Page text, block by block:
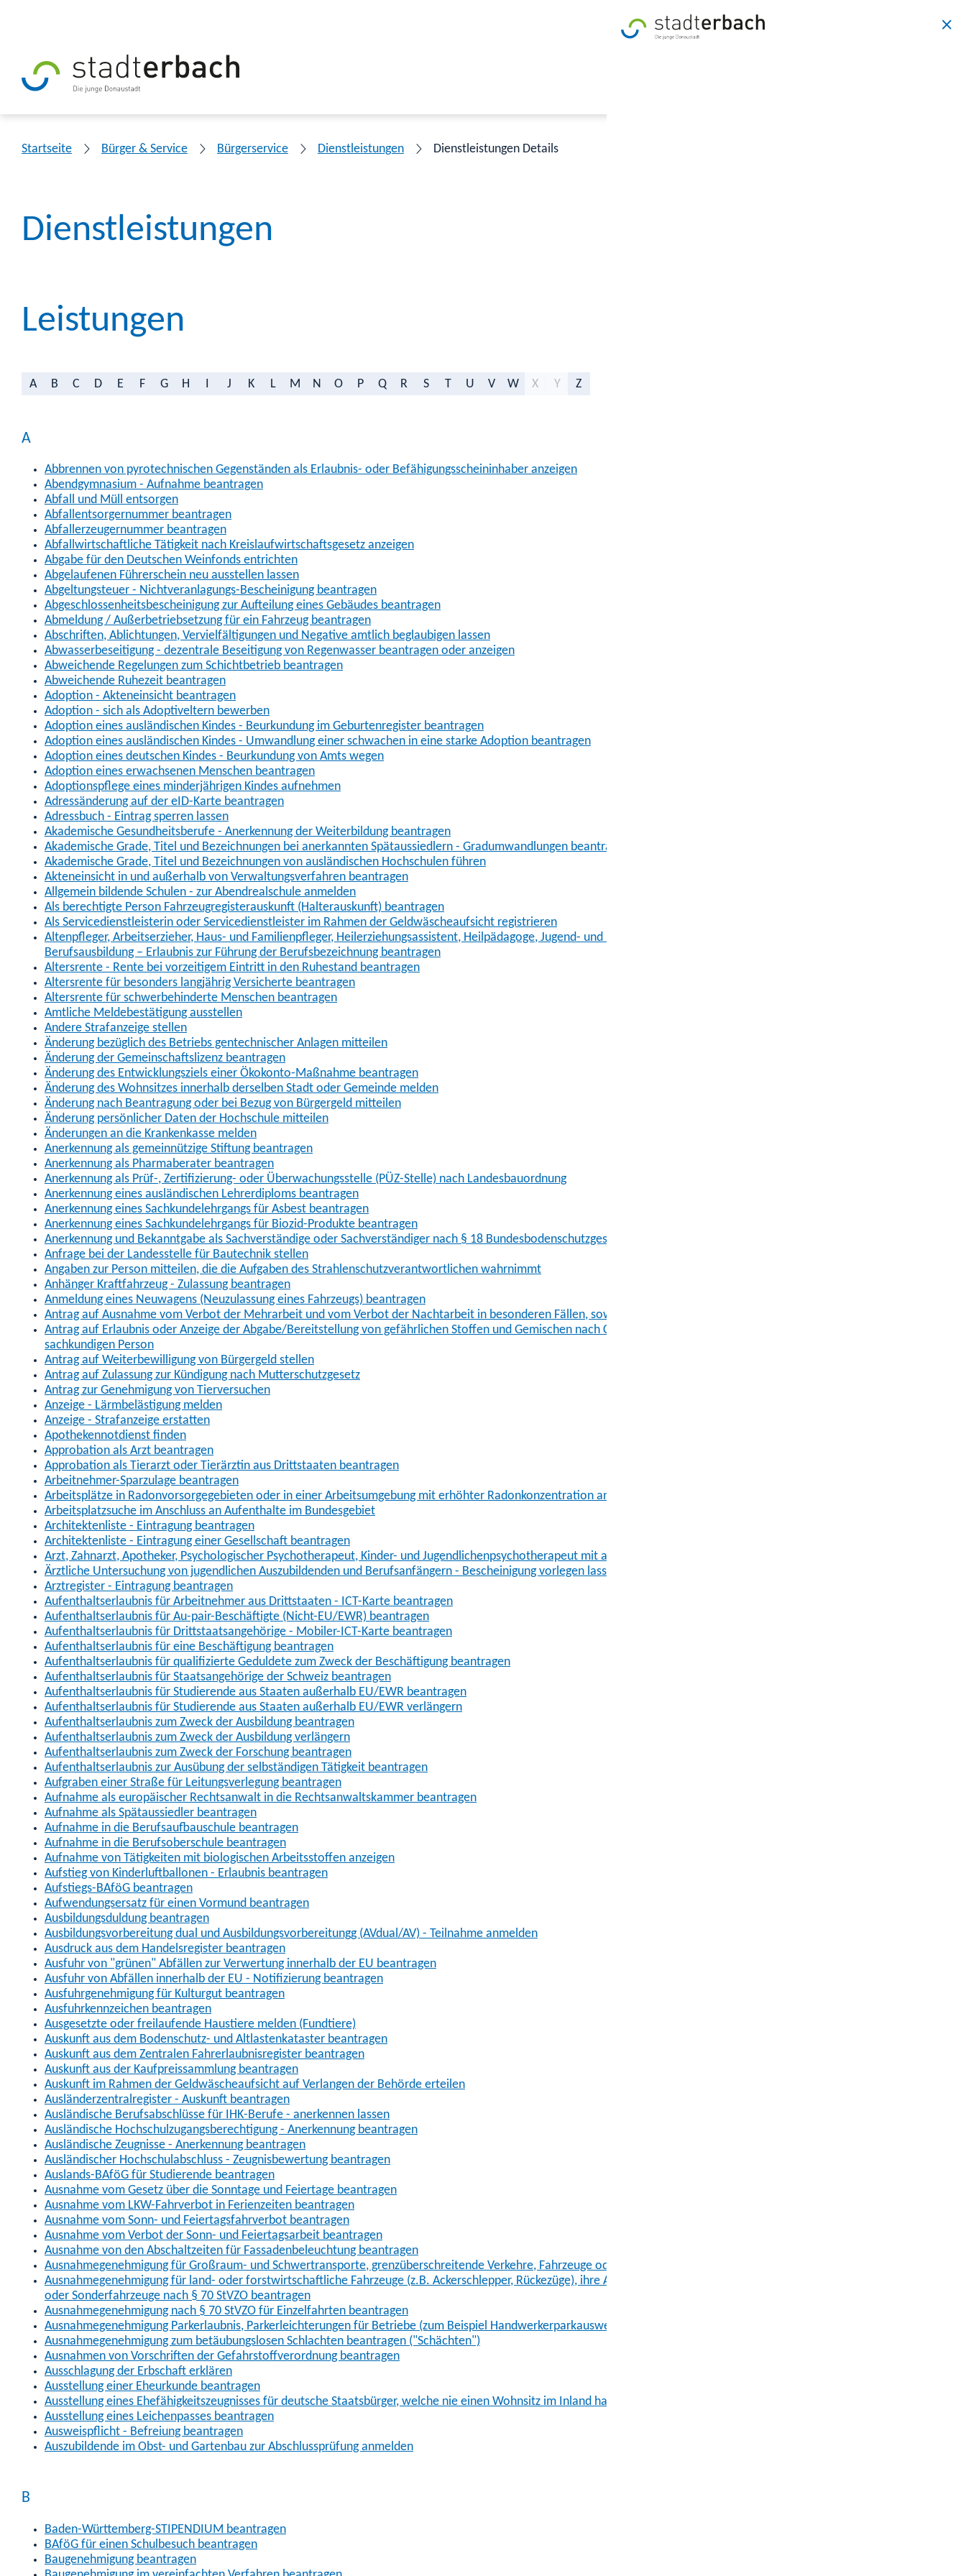
Startseite Bürger & Service Bürgerservice Dienstleistungen Dienstleistungen Details
Dienstleistungen
Leistungen
A B C D E F G H J K L M N O P Q R S T U V W X Y Z
A
Abbrennen von pyrotechnischen Gegenständen als Erlaubnis- oder Befähigungsscheininhaber anzeigen
Abendgymnasium - Aufnahme beantragen
Abfall und Müll entsorgen
Abfallentsorgernummer beantragen
Abfallerzeugernummer beantragen
Abfallwirtschaftliche Tätigkeit nach Kreislaufwirtschaftsgesetz anzeigen
Abgabe für den Deutschen Weinfonds entrichten
Abgelaufenen Führerschein neu ausstellen lassen
Abgeltungsteuer - Nichtveranlagungs-Bescheinigung beantragen
Abgeschlossenheitsbescheinigung zur Aufteilung eines Gebäudes beantragen
Abmeldung / Außerbetriebsetzung für ein Fahrzeug beantragen
Abschriften, Ablichtungen, Vervielfältigungen und Negative amtlich beglaubigen lassen
Abwasserbeseitigung - dezentrale Beseitigung von Regenwasser beantragen oder anzeigen
Abweichende Regelungen zum Schichtbetrieb beantragen
Abweichende Ruhezeit beantragen
Adoption - Akteneinsicht beantragen
Adoption - sich als Adoptiveltern bewerben
Adoption eines ausländischen Kindes - Beurkundung im Geburtenregister beantragen
Adoption eines ausländischen Kindes - Umwandlung einer schwachen in eine starke Adoption beantragen
Adoption eines deutschen Kindes - Beurkundung von Amts wegen
Adoption eines erwachsenen Menschen beantragen
Adoptionspflege eines minderjährigen Kindes aufnehmen
Adressänderung auf der eID-Karte beantragen
Adressbuch - Eintrag sperren lassen
Akademische Gesundheitsberufe - Anerkennung der Weiterbildung beantragen
Akademische Grade, Titel und Bezeichnungen bei anerkannten Spätaussiedlern - Gradumwandlungen beantragen
Akademische Grade, Titel und Bezeichnungen von ausländischen Hochschulen führen
Akteneinsicht in und außerhalb von Verwaltungsverfahren beantragen
Allgemein bildende Schulen - zur Abendrealschule anmelden
Als berechtigte Person Fahrzeugregisterauskunft (Halterauskunft) beantragen
Als Servicedienstleisterin oder Servicedienstleister im Rahmen der Geldwäscheaufsicht registrieren
Altenpfleger, Arbeitserzieher, Haus- und Familienpfleger, Heilerziehungsassistent, Heilpädagoge, Jugend- und Heimerzieher, Sozialarbeiter, Sozialpädagoge mit ausländischer
Berufsausbildung – Erlaubnis zur Führung der Berufsbezeichnung beantragen
Altersrente - Rente bei vorzeitigem Eintritt in den Ruhestand beantragen
Altersrente für besonders langjährig Versicherte beantragen
Altersrente für schwerbehinderte Menschen beantragen
Amtliche Meldebestätigung ausstellen
Andere Strafanzeige stellen
Änderung bezüglich des Betriebs gentechnischer Anlagen mitteilen
Änderung der Gemeinschaftslizenz beantragen
Änderung des Entwicklungsziels einer Ökokonto-Maßnahme beantragen
Änderung des Wohnsitzes innerhalb derselben Stadt oder Gemeinde melden
Änderung nach Beantragung oder bei Bezug von Bürgergeld mitteilen
Änderung persönlicher Daten der Hochschule mitteilen
Änderungen an die Krankenkasse melden
Anerkennung als gemeinnützige Stiftung beantragen
Anerkennung als Pharmaberater beantragen
Anerkennung als Prüf-, Zertifizierung- oder Überwachungsstelle (PÜZ-Stelle) nach Landesbauordnung
Anerkennung eines ausländischen Lehrerdiploms beantragen
Anerkennung eines Sachkundelehrgangs für Asbest beantragen
Anerkennung eines Sachkundelehrgangs für Biozid-Produkte beantragen
Anerkennung und Bekanntgabe als Sachverständige oder Sachverständiger nach § 18 Bundesbodenschutzgesetz
Anfrage bei der Landesstelle für Bautechnik stellen
Angaben zur Person mitteilen, die die Aufgaben des Strahlenschutzverantwortlichen wahrnimmt
Anhänger Kraftfahrzeug - Zulassung beantragen
Anmeldung eines Neuwagens (Neuzulassung eines Fahrzeugs) beantragen
Antrag auf Ausnahme vom Verbot der Mehrarbeit und vom Verbot der Nachtarbeit in besonderen Fällen, sowie der Art der Arbeit und dem Arbeitstempo
Antrag auf Erlaubnis oder Anzeige der Abgabe/Bereitstellung von gefährlichen Stoffen und Gemischen nach ChemVerbotsV sowie Änderungsanzeigen bei Wechsel der
sachkundigen Person
Antrag auf Weiterbewilligung von Bürgergeld stellen
Antrag auf Zulassung zur Kündigung nach Mutterschutzgesetz
Antrag zur Genehmigung von Tierversuchen
Anzeige - Lärmbelästigung melden
Anzeige - Strafanzeige erstatten
Apothekennotdienst finden
Approbation als Arzt beantragen
Approbation als Tierarzt oder Tierärztin aus Drittstaaten beantragen
Arbeitnehmer-Sparzulage beantragen
Arbeitsplätze in Radonvorsorgegebieten oder in einer Arbeitsumgebung mit erhöhter Radonkonzentration anmelden
Arbeitsplatzsuche im Anschluss an Aufenthalte im Bundesgebiet
Architektenliste - Eintragung beantragen
Architektenliste - Eintragung einer Gesellschaft beantragen
Arzt, Zahnarzt, Apotheker, Psychologischer Psychotherapeut, Kinder- und Jugendlichenpsychotherapeut mit ausländischer Berufsausbildung – Approbation beantragen
Ärztliche Untersuchung von jugendlichen Auszubildenden und Berufsanfängern - Bescheinigung vorlegen lassen
Arztregister - Eintragung beantragen
Aufenthaltserlaubnis für Arbeitnehmer aus Drittstaaten - ICT-Karte beantragen
Aufenthaltserlaubnis für Au-pair-Beschäftigte (Nicht-EU/EWR) beantragen
Aufenthaltserlaubnis für Drittstaatsangehörige - Mobiler-ICT-Karte beantragen
Aufenthaltserlaubnis für eine Beschäftigung beantragen
Aufenthaltserlaubnis für qualifizierte Geduldete zum Zweck der Beschäftigung beantragen
Aufenthaltserlaubnis für Staatsangehörige der Schweiz beantragen
Aufenthaltserlaubnis für Studierende aus Staaten außerhalb EU/EWR beantragen
Aufenthaltserlaubnis für Studierende aus Staaten außerhalb EU/EWR verlängern
Aufenthaltserlaubnis zum Zweck der Ausbildung beantragen
Aufenthaltserlaubnis zum Zweck der Ausbildung verlängern
Aufenthaltserlaubnis zum Zweck der Forschung beantragen
Aufenthaltserlaubnis zur Ausübung der selbständigen Tätigkeit beantragen
Aufgraben einer Straße für Leitungsverlegung beantragen
Aufnahme als europäischer Rechtsanwalt in die Rechtsanwaltskammer beantragen
Aufnahme als Spätaussiedler beantragen
Aufnahme in die Berufsaufbauschule beantragen
Aufnahme in die Berufsoberschule beantragen
Aufnahme von Tätigkeiten mit biologischen Arbeitsstoffen anzeigen
Aufstieg von Kinderluftballonen - Erlaubnis beantragen
Aufstiegs-BAföG beantragen
Aufwendungsersatz für einen Vormund beantragen
Ausbildungsduldung beantragen
Ausbildungsvorbereitung dual und Ausbildungsvorbereitungg (AVdual/AV) - Teilnahme anmelden
Ausdruck aus dem Handelsregister beantragen
Ausfuhr von "grünen" Abfällen zur Verwertung innerhalb der EU beantragen
Ausfuhr von Abfällen innerhalb der EU - Notifizierung beantragen
Ausfuhrgenehmigung für Kulturgut beantragen
Ausfuhrkennzeichen beantragen
Ausgesetzte oder freilaufende Haustiere melden (Fundtiere)
Auskunft aus dem Bodenschutz- und Altlastenkataster beantragen
Auskunft aus dem Zentralen Fahrerlaubnisregister beantragen
Auskunft aus der Kaufpreissammlung beantragen
Auskunft im Rahmen der Geldwäscheaufsicht auf Verlangen der Behörde erteilen
Ausländerzentralregister - Auskunft beantragen
Ausländische Berufsabschlüsse für IHK-Berufe - anerkennen lassen
Ausländische Hochschulzugangsberechtigung - Anerkennung beantragen
Ausländische Zeugnisse - Anerkennung beantragen
Ausländischer Hochschulabschluss - Zeugnisbewertung beantragen
Auslands-BAföG für Studierende beantragen
Ausnahme vom Gesetz über die Sonntage und Feiertage beantragen
Ausnahme vom LKW-Fahrverbot in Ferienzeiten beantragen
Ausnahme vom Sonn- und Feiertagsfahrverbot beantragen
Ausnahme vom Verbot der Sonn- und Feiertagsarbeit beantragen
Ausnahme von den Abschaltzeiten für Fassadenbeleuchtung beantragen
Ausnahmegenehmigung für Großraum- und Schwertransporte, grenzüberschreitende Verkehre, Fahrzeuge oder Fahrzeugkombinationen nach § 70 StVZO beantragen
Ausnahmegenehmigung für land- oder forstwirtschaftliche Fahrzeuge (z.B. Ackerschlepper, Rückezüge), ihre Anhänger, Arbeitsmaschinen (z.B. Gabelstapler, Mähdrescher)
oder Sonderfahrzeuge nach § 70 StVZO beantragen
Ausnahmegenehmigung nach § 70 StVZO für Einzelfahrten beantragen
Ausnahmegenehmigung Parkerlaubnis, Parkerleichterungen für Betriebe (zum Beispiel Handwerkerparkausweis)
Ausnahmegenehmigung zum betäubungslosen Schlachten beantragen ("Schächten")
Ausnahmen von Vorschriften der Gefahrstoffverordnung beantragen
Ausschlagung der Erbschaft erklären
Ausstellung einer Eheurkunde beantragen
Ausstellung eines Ehefähigkeitszeugnisses für deutsche Staatsbürger, welche nie einen Wohnsitz im Inland hatten
Ausstellung eines Leichenpasses beantragen
Ausweispflicht - Befreiung beantragen
Auszubildende im Obst- und Gartenbau zur Abschlussprüfung anmelden
B
Baden-Württemberg-STIPENDIUM beantragen
BAföG für einen Schulbesuch beantragen
Baugenehmigung beantragen